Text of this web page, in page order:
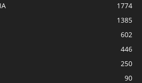
1774
1385
602
446
250
90